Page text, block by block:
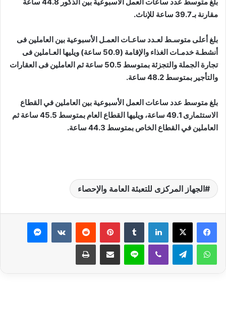
مقارنة بـ 39.7 ساعة للإناث.
بلغ أعلى متوسـط لعـدد ساعـات العمـل الأسبوعية بين العاملين فى
أنشطـة خدمـات الغذاء والإقامة (50.9 ساعة) ويليها العـاملين فى
تجارة الجملة والتجزئة بمتوسط 50.5 ساعة ثم العاملين فى العقارات
والتأجير بمتوسط 48.2 ساعة.
بلغ متوسط عدد ساعات العمل الأسبوعية بين العاملين في القطاع
الاستثمارى 49.1 ساعة، ويليها القطاع العام بمتوسط 45.5 ساعة ثم
العاملين في القطاع الخاص بمتوسط 44.3 ساعة.
الجهاز المركزى للتعبئة العامة والإحصاء
لينكدإن بينتيريست ماسنجر
واتساب تيلقرام ڤايبر لاين مشاركة عبر البريد طباعة